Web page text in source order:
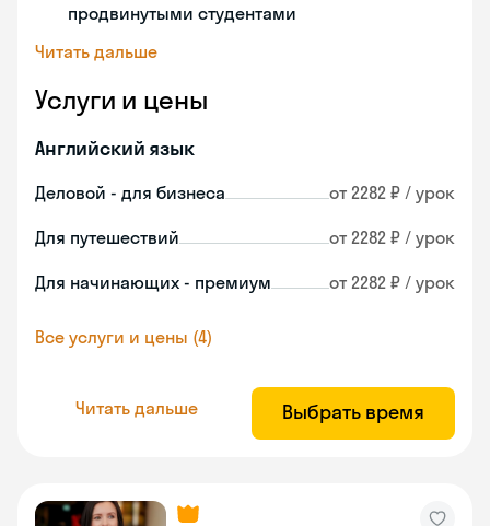
продвинутыми студентами
Читать дальше
Услуги и цены
Английский язык
Деловой - для бизнеса от 2282 ₽ / урок
Для путешествий от 2282 ₽ / урок
Для начинающих - премиум от 2282 ₽ / урок
Все услуги и цены (4)
Читать дальше Выбрать время